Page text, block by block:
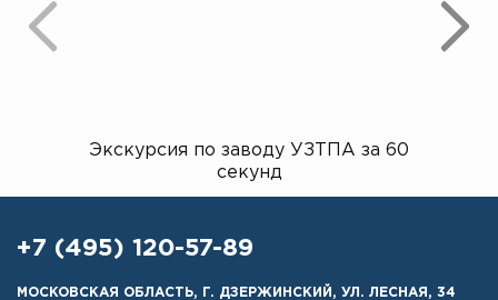
Экскурсия по заводу УЗТПА за 60
секунд
+7 (495) 120-57-89
МОСКОВСКАЯ ОБЛАСТЬ, Г. ДЗЕРЖИНСКИЙ, УЛ. ЛЕСНАЯ, 34